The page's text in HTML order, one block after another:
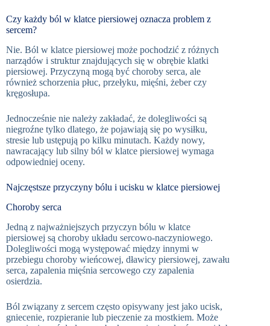
Czy każdy ból w klatce piersiowej oznacza problem z
sercem?
Nie. Ból w klatce piersiowej może pochodzić z różnych
narządów i struktur znajdujących się w obrębie klatki
piersiowej. Przyczyną mogą być choroby serca, ale
również schorzenia płuc, przełyku, mięśni, żeber czy
kręgosłupa.
Jednocześnie nie należy zakładać, że dolegliwości są
niegroźne tylko dlatego, że pojawiają się po wysiłku,
stresie lub ustępują po kilku minutach. Każdy nowy,
nawracający lub silny ból w klatce piersiowej wymaga
odpowiedniej oceny.
Najczęstsze przyczyny bólu i ucisku w klatce piersiowej
Choroby serca
Jedną z najważniejszych przyczyn bólu w klatce
piersiowej są choroby układu sercowo-naczyniowego.
Dolegliwości mogą występować między innymi w
przebiegu choroby wieńcowej, dławicy piersiowej, zawału
serca, zapalenia mięśnia sercowego czy zapalenia
osierdzia.
Ból związany z sercem często opisywany jest jako ucisk,
gniecenie, rozpieranie lub pieczenie za mostkiem. Może